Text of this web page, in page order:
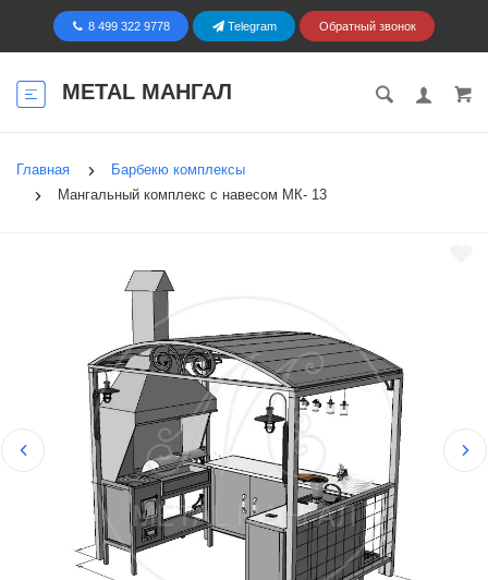
8 499 322 9778 Telegram Обратный звонок
METAL МАНГАЛ
Главная
Барбекю комплексы
Мангальный комплекс с навесом МК- 13